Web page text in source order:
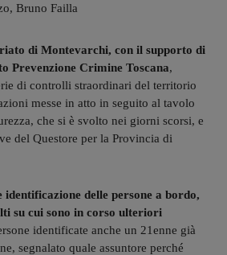
Bruno Failla
di Montevarchi, con il supporto di
Prevenzione Crimine Toscana,
di controlli straordinari del territorio
messe in atto in seguito al tavolo
che si è svolto nei giorni scorsi, e
del Questore per la Provincia di
delle persone a bordo,
su cui sono in corso ulteriori
identificate anche un 21enne già
segnalato quale assuntore perché